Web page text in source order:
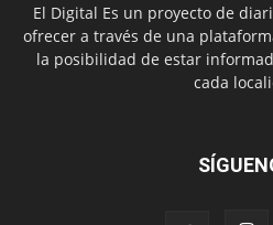
El Digital Es un proyecto de
ofrecer a través de una
la posibilidad de estar
cada